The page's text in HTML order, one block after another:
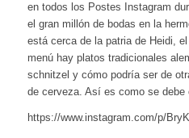
en todos los Postes Instagram
el gran millón de bodas en la
está cerca de la patria de Heidi,
menú hay platos tradicionales
schnitzel y cómo podría ser de
de cerveza. Así es como se debe
https://www.instagram.com/p/